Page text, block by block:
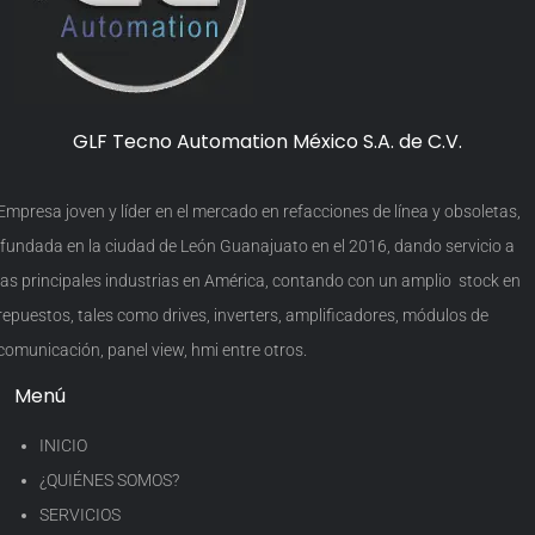
GLF Tecno Automation México S.A. de C.V.
joven y líder en el mercado en refacciones de línea y obsoletas,
en la ciudad de León Guanajuato en el 2016, dando servicio a
principales industrias en América, contando con un amplio stock en
tales como drives, inverters, amplificadores, módulos de
panel view, hmi entre otros.
Menú
INICIO
¿QUIÉNES SOMOS?
SERVICIOS